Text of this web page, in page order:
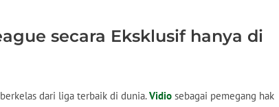
secara Eksklusif hanya di
dari liga terbaik di dunia.Vidio sebagai pemegang hak